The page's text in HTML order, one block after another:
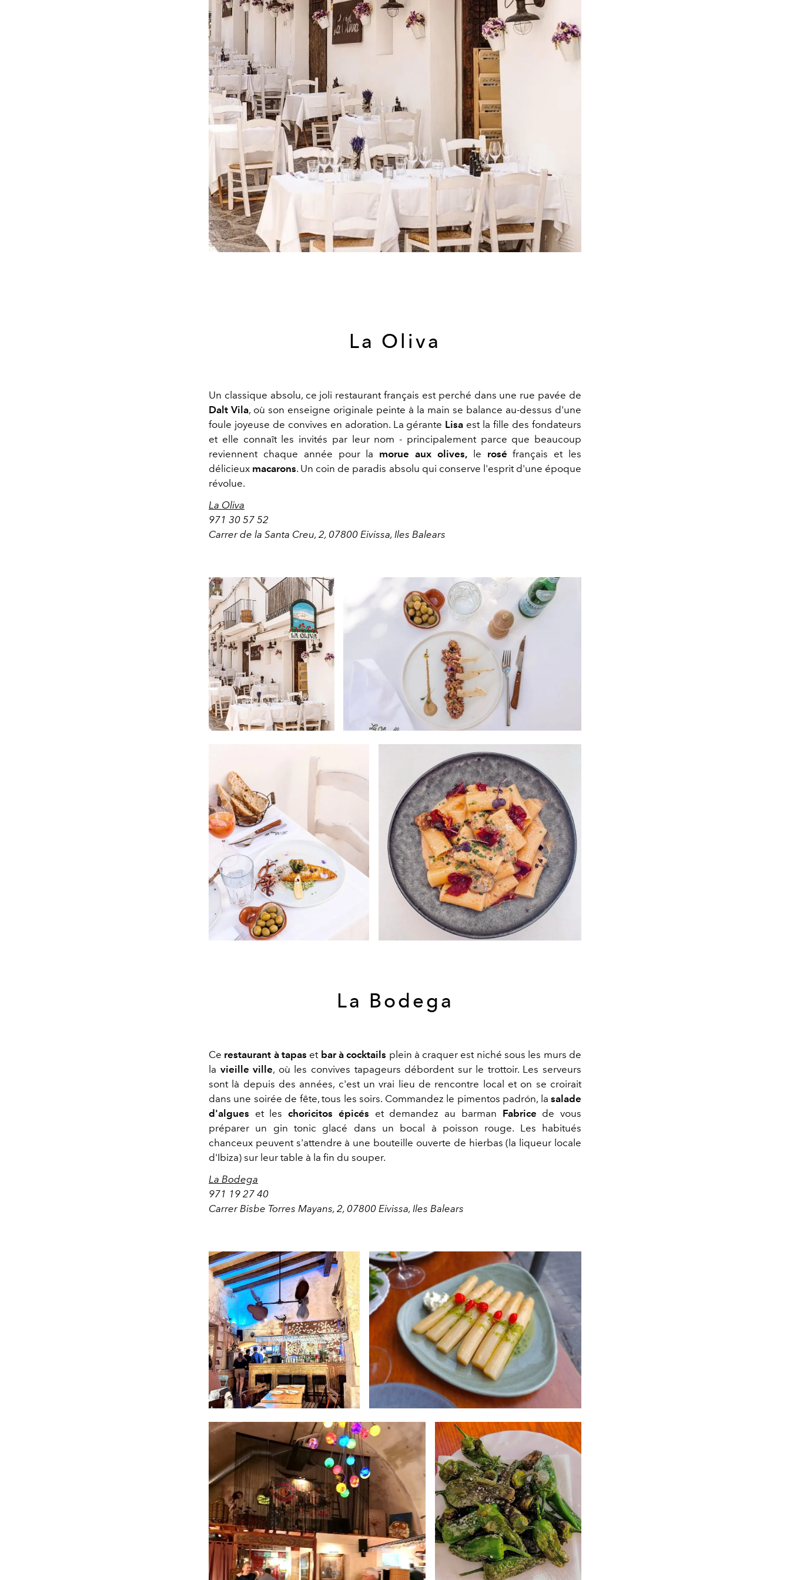
La Oliva
Un classique absolu, ce joli restaurant français est perché dans une rue pavée de
Dalt Vila, où son enseigne originale peinte à la main se balance au-dessus d'une
foule joyeuse de convives en adoration. La gérante Lisa est la fille des fondateurs
et elle connaît les invités par leur nom - principalement parce que beaucoup
reviennent chaque année pour la morue aux olives,le rosé français et les
délicieux macarons. Un coin de paradis absolu qui conserve l'esprit d'une époque
révolue.
La Oliva
971 30 57 52
Carrer de la Santa Creu, 2, 07800 Eivissa, Iles Balears
La Bodega
Ce restaurant à tapas et bar à cocktails plein à craquer est niché sous les murs de
la vieille ville, où les convives tapageurs débordent sur le trottoir. Les serveurs
sont là depuis des années, c'est un vrai lieu de rencontre local et on se croirait
dans une soirée de fête, tous les soirs. Commandez le pimentos padrón, la salade
d'algues et leschoricitos épicés et demandez au barman Fabrice de vous
préparer un gin tonic glacé dans un bocal à poisson rouge. Les habitués
chanceux peuvent s'attendre à une bouteille ouverte de hierbas (la liqueur locale
d'Ibiza) sur leur table à la fin du souper.
La Bodega
971 19 27 40
Carrer Bisbe Torres Mayans, 2, 07800 Eivissa, Iles Balears